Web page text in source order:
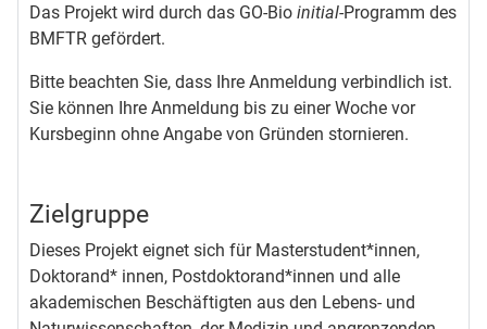
Das Projekt wird durch das GO-Bio initial-Programm des
BMFTR gefördert.
Bitte beachten Sie, dass Ihre Anmeldung verbindlich ist.
Sie können Ihre Anmeldung bis zu einer Woche vor
Kursbeginn ohne Angabe von Gründen stornieren.
Zielgruppe
Dieses Projekt eignet sich für Masterstudent*innen,
Doktorand* innen, Postdoktorand*innen und alle
akademischen Beschäftigten aus den Lebens- und